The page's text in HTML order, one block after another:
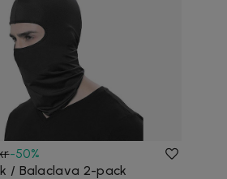
-50%
/ Balaclava 2-pack